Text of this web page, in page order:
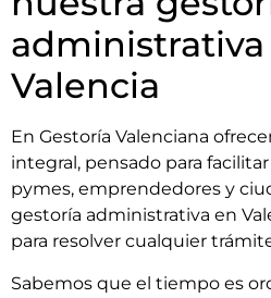
administrativa
Valencia
En Gestoría Valenciana
integral, pensado para
pymes, emprendedores y
gestoría administrativa en
para resolver cualquier
Sabemos que el tiempo es